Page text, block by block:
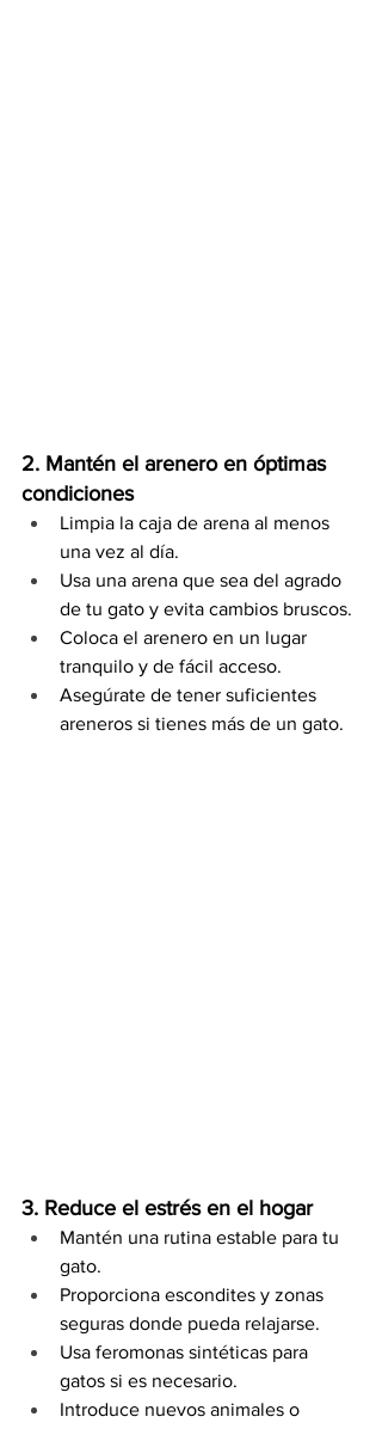
2. Mantén el arenero en óptimas
condiciones
Limpia la caja de arena al menos
una vez al día.
Usa una arena que sea del agrado
de tu gato y evita cambios bruscos.
Coloca el arenero en un lugar
tranquilo y de fácil acceso.
Asegúrate de tener suficientes
areneros si tienes más de un gato.
3. Reduce el estrés en el hogar
Mantén una rutina estable para tu
gato.
Proporciona escondites y zonas
seguras donde pueda relajarse.
Usa feromonas sintéticas para
gatos si es necesario.
Introduce nuevos animales o